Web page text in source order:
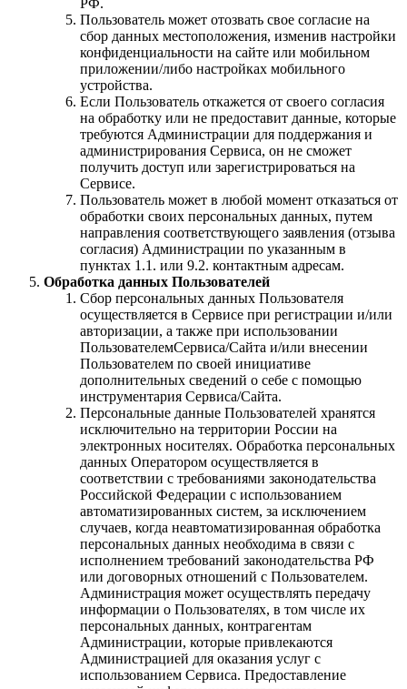
Пользователь может отозвать свое согласие на
сбор данных местоположения, изменив настройки
конфиденциальности на сайте или мобильном
приложении/либо настройках мобильного
устройства.
Если Пользователь откажется от своего согласия
на обработку или не предоставит данные, которые
требуются Администрации для поддержания и
администрирования Сервиса, он не сможет
получить доступ или зарегистрироваться на
Сервисе.
Пользователь может в любой момент отказаться от
обработки своих персональных данных, путем
направления соответствующего заявления (отзыва
согласия) Администрации по указанным в
пунктах 1.1. или 9.2. контактным адресам.
Обработка данных Пользователей
Сбор персональных данных Пользователя
осуществляется в Сервисе при регистрации и/или
авторизации, а также при использовании
ПользователемСервиса/Сайта и/или внесении
Пользователем по своей инициативе
дополнительных сведений о себе с помощью
инструментария Сервиса/Сайта.
Персональные данные Пользователей хранятся
исключительно на территории России на
электронных носителях. Обработка персональных
данных Оператором осуществляется в
соответствии с требованиями законодательства
Российской Федерации с использованием
автоматизированных систем, за исключением
случаев, когда неавтоматизированная обработка
персональных данных необходима в связи с
исполнением требований законодательства РФ
или договорных отношений с Пользователем.
Администрация может осуществлять передачу
информации о Пользователях, в том числе их
персональных данных, контрагентам
Администрации, которые привлекаются
Администрацией для оказания услуг с
использованием Сервиса. Предоставление